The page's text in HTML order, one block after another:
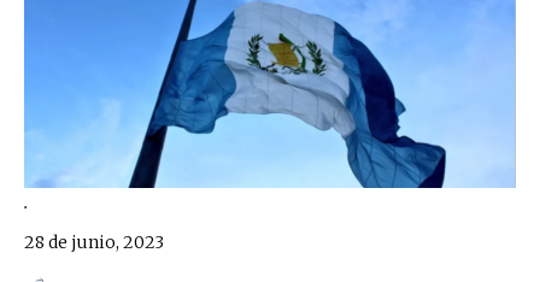
.
28 de junio, 2023